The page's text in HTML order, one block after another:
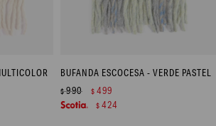
BUFANDA ESCOCESA - VERDE PASTEL
$990 $ 499
$ 424